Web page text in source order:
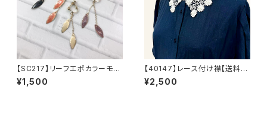
【SC217】リーフエポカラーモチ
ーフイヤリング【送料無料】
¥1,500
【40147】レース付け襟【送料無
料】ナチュラル系 ガーリー つ
け襟 レース襟 襟ネックレ
¥2,500